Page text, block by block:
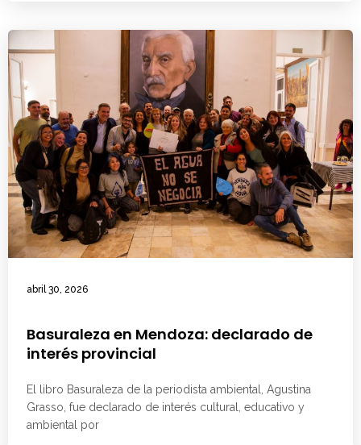
abril 30, 2026
Basuraleza en Mendoza: declarado de
interés provincial
El libro Basuraleza de la periodista ambiental, Agustina
Grasso, fue declarado de interés cultural, educativo y
ambiental por